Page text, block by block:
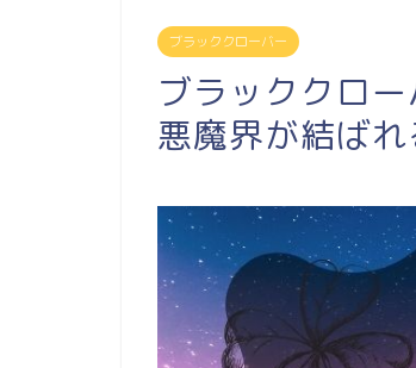
ブラッククローバー
ブラッククロ
悪魔界が結ばれ